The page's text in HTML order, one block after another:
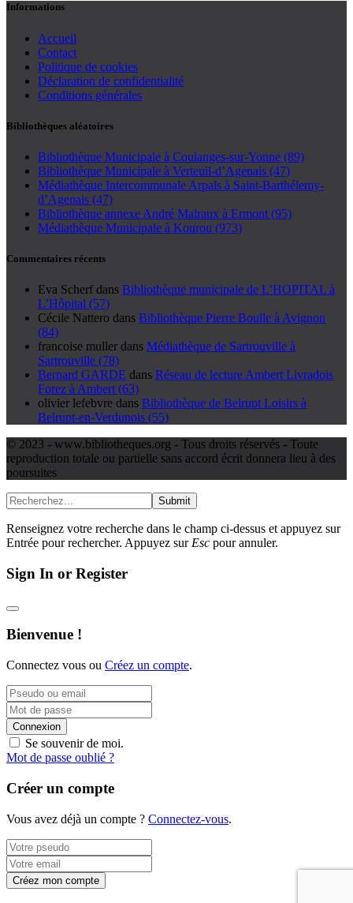
Informations
Accueil
Contact
Politique de cookies
Déclaration de confidentialité
Conditions générales
Bibliothèques aléatoires
Bibliothèque Municipale à Coulanges-sur-Yonne (89)
Bibliothèque Municipale à Verteuil-d’Agenais (47)
Médiathèque Intercommunale Arpals à Saint-Barthélemy-
d’Agenais (47)
Bibliothèque annexe André Malraux à Ermont (95)
Médiathèque Municipale à Kourou (973)
Commentaires récents
Eva Scherf dans Bibliothèque municipale de L’HOPITAL à
L’Hôpital (57)
Cécile Nattero dans Bibliothèque Pierre Boulle à Avignon
(84)
francoise muller dans Médiathèque de Sartrouville à
Sartrouville (78)
Bernard GARDE dans Réseau de lecture Ambert Livradois
Forez à Ambert (63)
olivier lefebvre dans Bibliothèque de Belrupt Loisirs à
Belrupt-en-Verdunois (55)
© 2023 - www.bibliotheques.org - Tous droits réservés - Toute
reproduction totale ou partielle sans accord écrit donnera lieu à des
poursuites
Submit
Renseignez votre recherche dans le champ ci-dessus et appuyez sur
Entrée pour rechercher. Appuyez sur Esc pour annuler.
Sign In or Register
Bienvenue !
Connectez vous ou Créez un compte.
Connexion
Se souvenir de moi.
Mot de passe oublié ?
Créer un compte
Vous avez déjà un compte ? Connectez-vous.
Créez mon compte